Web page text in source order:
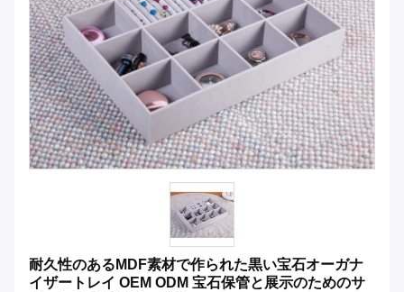
耐久性のあるMDF素材で作られた黒い宝石オーガナ
イザートレイ OEM ODM 宝石保管と展示のためのサ